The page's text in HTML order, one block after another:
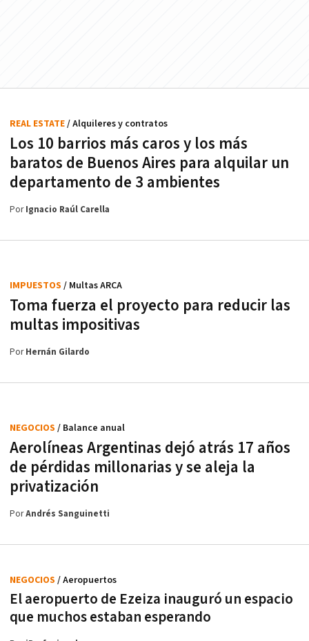
Los 10 barrios más caros y los más
baratos de Buenos Aires para alquilar un
departamento de 3 ambientes
REAL ESTATE/ Alquileres y contratos
PorIgnacio Raúl Carella
Toma fuerza el proyecto para reducir las
multas impositivas
IMPUESTOS / Multas ARCA
PorHernán Gilardo
Aerolíneas Argentinas dejó atrás 17 años
de pérdidas millonarias y se aleja la
privatización
NEGOCIOS / Balance anual
PorAndrés Sanguinetti
El aeropuerto de Ezeiza inauguró un espacio
que muchos estaban esperando
NEGOCIOS / Aeropuertos